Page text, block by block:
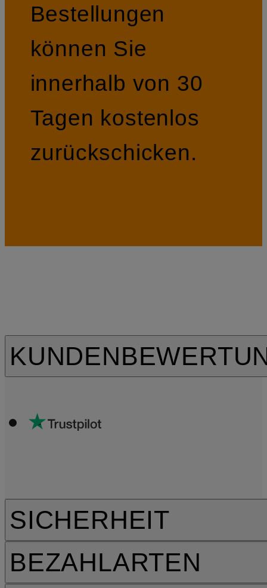
Bestellungen
können Sie
innerhalb von 30
Tagen kostenlos
zurückschicken.
SICHERHEIT
BEZAHLARTEN